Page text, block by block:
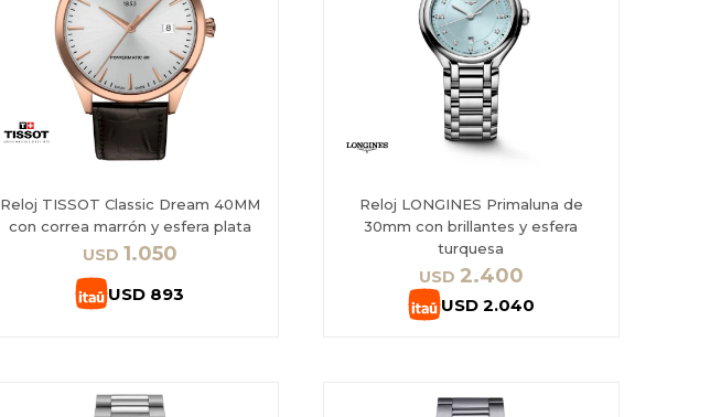
Reloj TISSOT Classic Dream 40MM
con correa marrón y esfera plata
USD 1.050
USD 893
Reloj LONGINES Primaluna de
30mm con brillantes y esfera
turquesa
USD 2.400
USD 2.040